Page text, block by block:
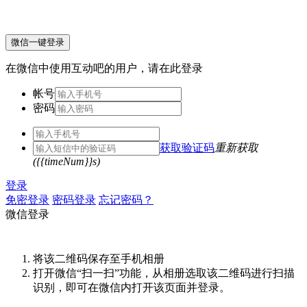
微信一键登录
在微信中使用互动吧的用户，请在此登录
帐号
密码
获取验证码重新获取
({{timeNum}}s)
登录
免密登录 密码登录 忘记密码？
微信登录
将该二维码保存至手机相册
打开微信“扫一扫”功能，从相册选取该二维码进行扫描
识别，即可在微信内打开该页面并登录。